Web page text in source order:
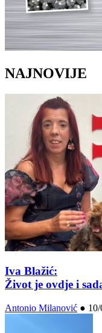
NAJNOVIJE
Iva Blažić:
Život je ovdje i
Antonio Milanović ●